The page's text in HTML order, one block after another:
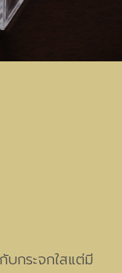
บกระจกใสแต่มี